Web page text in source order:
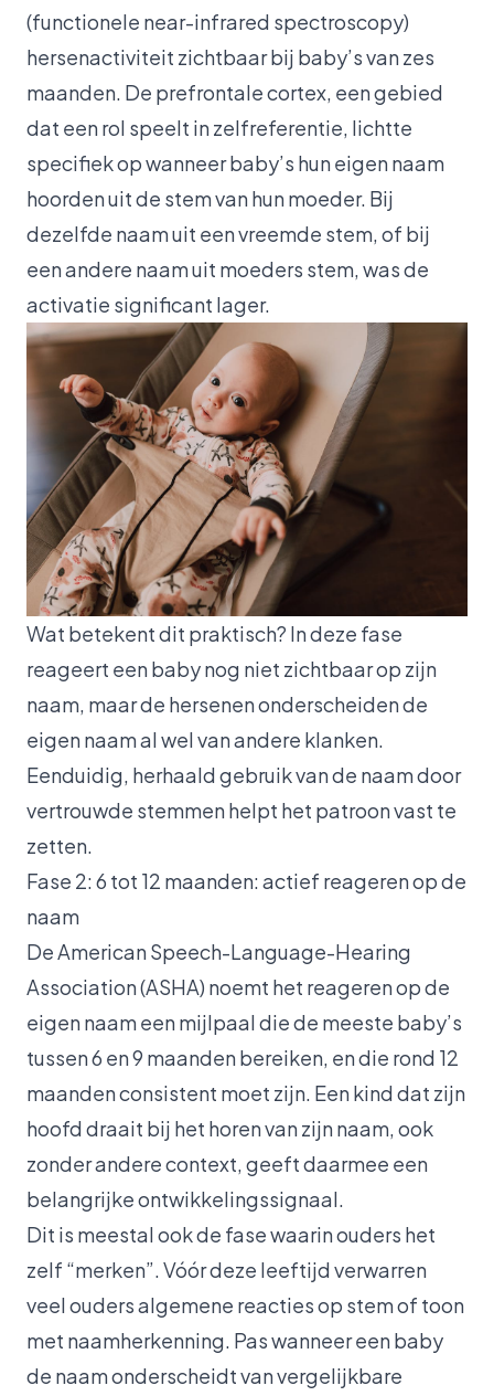
(functionele near-infrared spectroscopy)
hersenactiviteit zichtbaar bij baby’s van zes
maanden. De prefrontale cortex, een gebied
dat een rol speelt in zelfreferentie, lichtte
specifiek op wanneer baby’s hun eigen naam
hoorden uit de stem van hun moeder. Bij
dezelfde naam uit een vreemde stem, of bij
een andere naam uit moeders stem, was de
activatie significant lager.
Wat betekent dit praktisch? In deze fase
reageert een baby nog niet zichtbaar op zijn
naam, maar de hersenen onderscheiden de
eigen naam al wel van andere klanken.
Eenduidig, herhaald gebruik van de naam door
vertrouwde stemmen helpt het patroon vast te
zetten.
Fase 2: 6 tot 12 maanden: actief reageren op de
naam
De American Speech-Language-Hearing
Association (ASHA) noemt het reageren op de
eigen naam een mijlpaal die de meeste baby’s
tussen 6 en 9 maanden bereiken, en die rond 12
maanden consistent moet zijn. Een kind dat zijn
hoofd draait bij het horen van zijn naam, ook
zonder andere context, geeft daarmee een
belangrijke ontwikkelingssignaal.
Dit is meestal ook de fase waarin ouders het
zelf “merken”. Vóór deze leeftijd verwarren
veel ouders algemene reacties op stem of toon
met naamherkenning. Pas wanneer een baby
de naam onderscheidt van vergelijkbare